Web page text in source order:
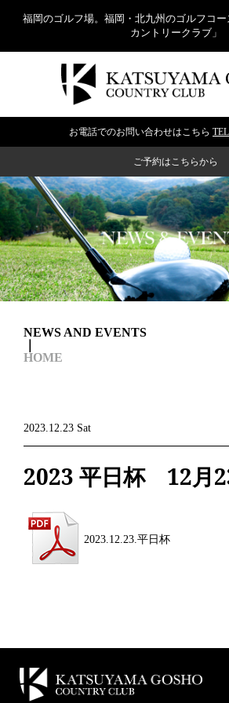
福岡のゴルフ場。福岡・北九州のゴルフコ
カントリークラブ」
お電話でのお問い合わせはこちら
ご予約はこちらから
HOME
NEWS AND EVENTS
2023.12.23 Sat
2023 平日杯 12月
2023.12.23.平日杯